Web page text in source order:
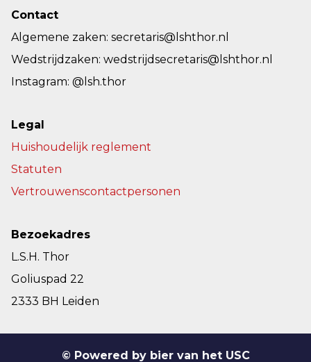
Contact
Algemene zaken: secretaris@lshthor.nl
Wedstrijdzaken: wedstrijdsecretaris@lshthor.nl
Instagram: @lsh.thor
Legal
Huishoudelijk reglement
Statuten
Vertrouwenscontactpersonen
Bezoekadres
L.S.H. Thor
Goliuspad 22
2333 BH Leiden
© Powered by bier van het USC